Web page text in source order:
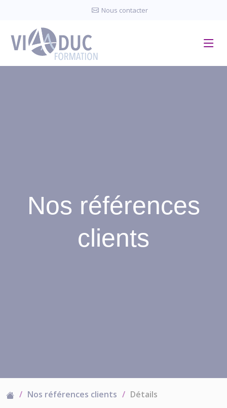
Nous contacter
Nos références
clients
Nos références clients Détails
Panneau de gestion des cookies